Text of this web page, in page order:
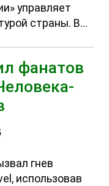
управляет
страны. В...
фанатов
гнев
использовав